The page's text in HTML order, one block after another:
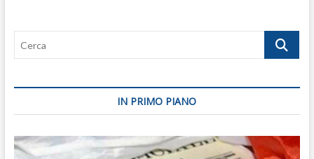
Cerca
IN PRIMO PIANO